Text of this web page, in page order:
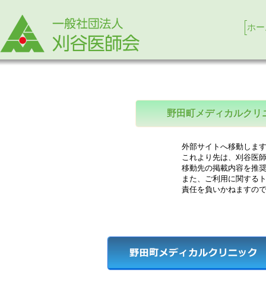
ホ
野田町メディカルク
外部サイトへ移動しま
これより先は、刈谷医
移動先の掲載内容を推
また、ご利用に関する
責任を負いかねますの